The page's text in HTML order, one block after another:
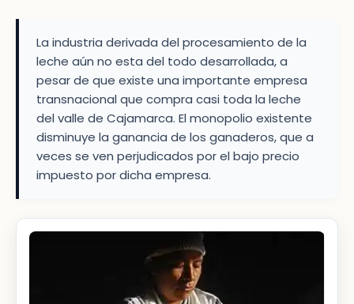
La industria derivada del procesamiento de la
leche aún no esta del todo desarrollada, a
pesar de que existe una importante empresa
transnacional que compra casi toda la leche
del valle de Cajamarca. El monopolio existente
disminuye la ganancia de los ganaderos, que a
veces se ven perjudicados por el bajo precio
impuesto por dicha empresa.